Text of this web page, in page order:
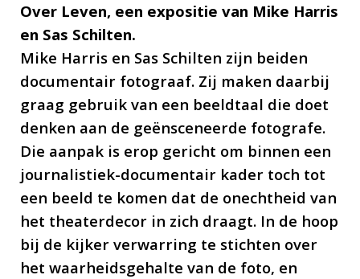
Over Leven, een expositie van Mike Harris
en Sas Schilten.
Mike Harris en Sas Schilten zijn beiden
documentair fotograaf. Zij maken daarbij
graag gebruik van een beeldtaal die doet
denken aan de geënsceneerde fotografe.
Die aanpak is erop gericht om binnen een
journalistiek-documentair kader toch tot
een beeld te komen dat de onechtheid van
het theaterdecor in zich draagt. In de hoop
bij de kijker verwarring te stichten over
het waarheidsgehalte van de foto, en